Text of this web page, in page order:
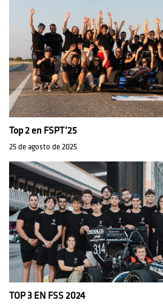
Top 2 en FSPT’25
25 de agosto de 2025
TOP 3 EN FSS 2024